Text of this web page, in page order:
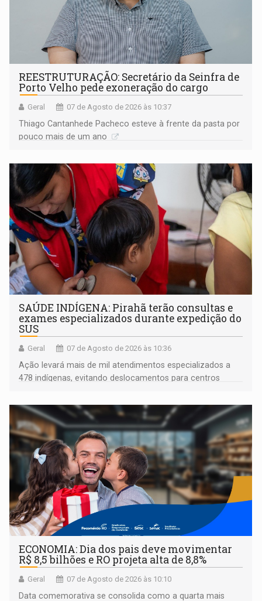
REESTRUTURAÇÃO: Secretário da Seinfra de
Porto Velho pede exoneração do cargo
Geral 07 de Agosto de 2026 às 10:37
Thiago Cantanhede Pacheco esteve à frente da pasta por
pouco mais de um ano
SAÚDE INDÍGENA: Pirahã terão consultas e
exames especializados durante expedição do
SUS
Geral 07 de Agosto de 2026 às 10:36
Ação levará mais de mil atendimentos especializados a
478 indígenas, evitando deslocamentos para centros
ECONOMIA: Dia dos pais deve movimentar
R$ 8,5 bilhões e RO projeta alta de 8,8%
Geral 07 de Agosto de 2026 às 10:10
Data comemorativa se consolida como a quarta mais